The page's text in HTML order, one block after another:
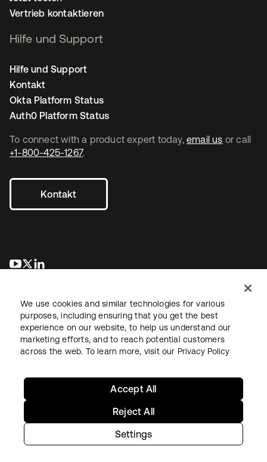
To connect with a product expert today, email us or call
+1-800-425-1267.
Kontakt
wird in einer neuen Registerkarte geöffnet
wird in einer neuen Registerkarte geöffnet
Vertrieb kontaktieren
Hilfe und Support
Hilfe und Support
Kontakt
Okta Platform Status
Auth0 Platform Status
RechtDatenschutzrichtlinieNutzungsbedingungenSicherheit
Copyright © 2026 Okta. Alle Rechte vorbehalten.
We use cookies and similar technologies for various
purposes, including ensuring that you get the best
experience on our website, to help us understand our
marketing efforts, and to reach potential customers
across the web. To learn more, visit our Privacy Policy
Settings
Reject All
Accept All